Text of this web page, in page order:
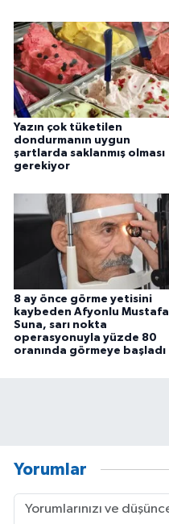
Yazın çok tüketilen
dondurmanın uygun
şartlarda saklanmış olması
gerekiyor
8 ay önce görme yetisini
kaybeden Afyonlu Mustafa
Suna, sarı nokta
operasyonuyla yüzde 80
oranında görmeye başladı
Yorumlar